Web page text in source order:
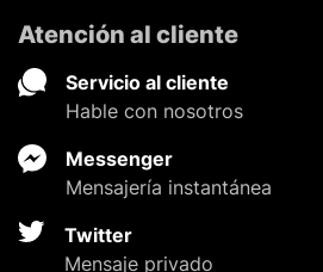
Atención al cliente
Servicio al cliente
Hable con nosotros
Messenger
Mensajería instantánea
Twitter
Mensaje privado